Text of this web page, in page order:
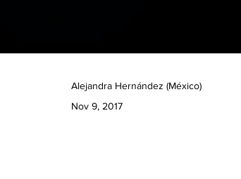
Alejandra Hernández (México)
Nov 9, 2017